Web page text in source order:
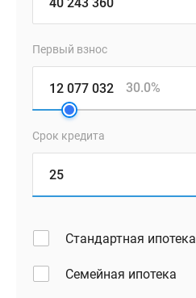
Первый взнос
30.0%
Срок кредита
Стандартная ипотека
Семейная ипотека